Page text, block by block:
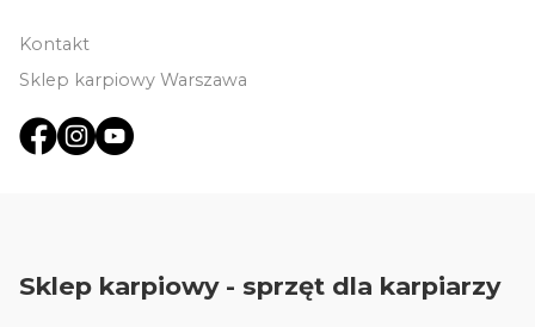
Kontakt
Sklep karpiowy Warszawa
Sklep karpiowy - sprzęt dla karpiarzy